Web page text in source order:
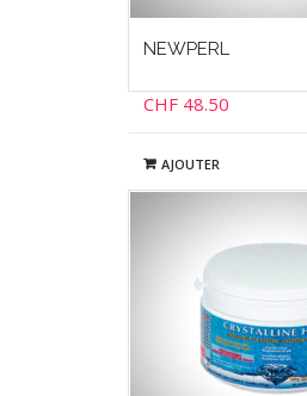
NEWPERL
CHF48.50
AJOUTER